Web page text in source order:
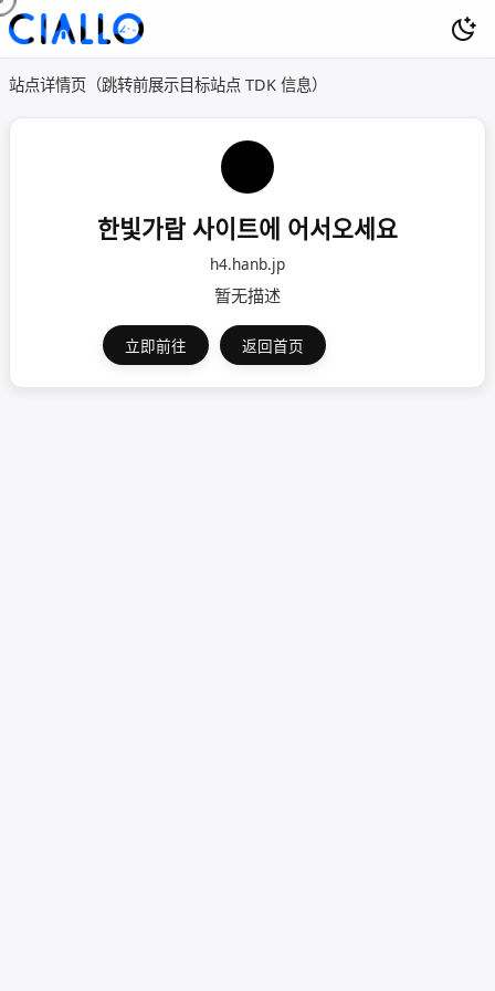
站点详情页（跳转前展示目标站点 TDK 信息）
한빛가람 사이트에 어서오세요
h4.hanb.jp
暂无描述
立即前往 返回首页